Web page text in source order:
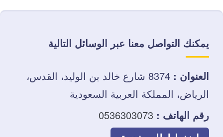
يمكنك التواصل معنا عبر الوسائل التالية
العنوان :
8374 شارع خالد بن الوليد، القدس،
الرياض، المملكة العربية السعودية
رقم الهاتف : 0536303073